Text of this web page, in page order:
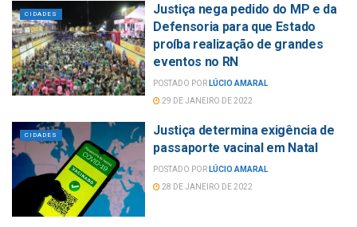
CIDADES
Justiça nega pedido do MP e da
Defensoria para que Estado
proíba realização de grandes
eventos no RN
POSTADO POR LÚCIO AMARAL
29 DE JANEIRO DE 2022
CIDADES
Justiça determina exigência de
passaporte vacinal em Natal
POSTADO POR LÚCIO AMARAL
28 DE JANEIRO DE 2022